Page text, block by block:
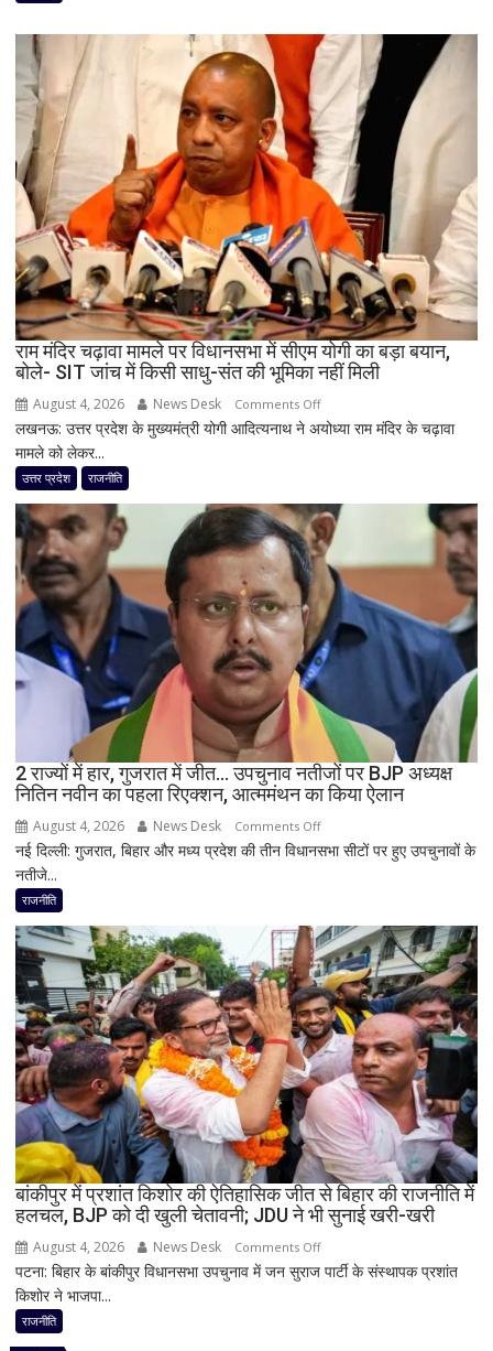
बड़ा
दांव,
में
पूरी
सहप्रभारी
टीम
बदली,
नई
जिम्मेदारियां
घोषित
राम मंदिर चढ़ावा मामले पर विधानसभा में सीएम योगी का बड़ा बयान,
बोले- SIT जांच में किसी साधु-संत की भूमिका नहीं मिली
August 4, 2026 News Desk Comments Offon
राम
पर
विधानसभा
सीएम
योगी
का
बड़ा
बयान,
बोले-
SIT
जांच
में
नहीं
मिली
लखनऊ: उत्तर प्रदेश के मुख्यमंत्री योगी आदित्यनाथ ने अयोध्या राम मंदिर के चढ़ावा
मामले को लेकर...
उत्तर प्रदेश राजनीति
2 राज्यों में हार, गुजरात में जीत… उपचुनाव नतीजों पर BJP अध्यक्ष
नितिन नवीन का पहला रिएक्शन, आत्ममंथन का किया ऐलान
August 4, 2026 News Desk Comments Offon
2
गुजरात
में
जीत…
उपचुनाव
नतीजों
पर
BJP
अध्यक्ष
नितिन
नवीन
का
पहला
आत्ममंथन
नई दिल्ली: गुजरात, बिहार और मध्य प्रदेश की तीन विधानसभा सीटों पर हुए उपचुनावों के
नतीजे...
राजनीति
बांकीपुर में प्रशांत किशोर की ऐतिहासिक जीत से बिहार की राजनीति में
हलचल, BJP को दी खुली चेतावनी; JDU ने भी सुनाई खरी-खरी
August 4, 2026 News Desk Comments Offon
बांकीपुर
पटना: बिहार के बांकीपुर विधानसभा उपचुनाव में जन सुराज पार्टी के संस्थापक प्रशांत
किशोर ने भाजपा...
राजनीति